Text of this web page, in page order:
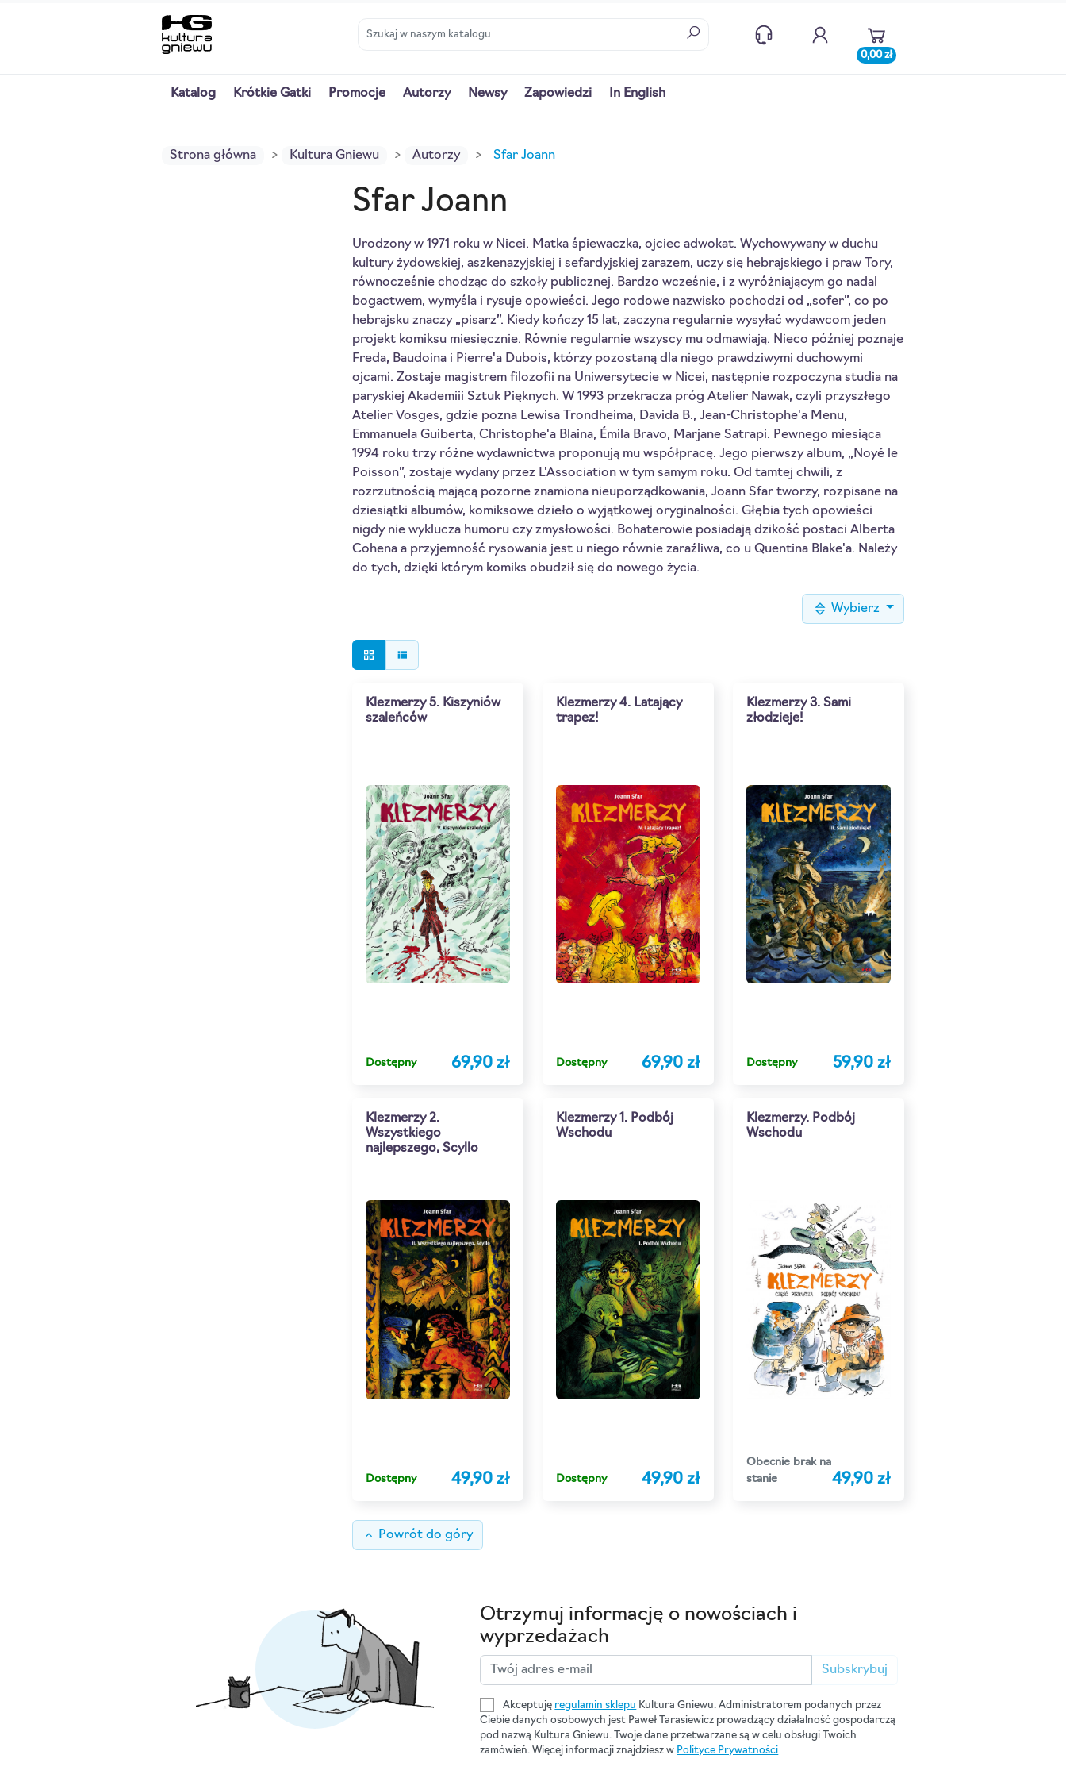
0,00 zł
Katalog Krótkie Gatki Promocje Autorzy Newsy Zapowiedzi In English
Strona główna Kultura Gniewu Autorzy Sfar Joann
Sfar Joann
Urodzony w 1971 roku w Nicei. Matka śpiewaczka, ojciec adwokat. Wychowywany w duchu
kultury żydowskiej, aszkenazyjskiej i sefardyjskiej zarazem, uczy się hebrajskiego i praw Tory,
równocześnie chodząc do szkoły publicznej. Bardzo wcześnie, i z wyróżniającym go nadal
bogactwem, wymyśla i rysuje opowieści. Jego rodowe nazwisko pochodzi od „sofer”, co po
hebrajsku znaczy „pisarz”. Kiedy kończy 15 lat, zaczyna regularnie wysyłać wydawcom jeden
projekt komiksu miesięcznie. Równie regularnie wszyscy mu odmawiają. Nieco później poznaje
Freda, Baudoina i Pierre'a Dubois, którzy pozostaną dla niego prawdziwymi duchowymi
ojcami. Zostaje magistrem filozofii na Uniwersytecie w Nicei, następnie rozpoczyna studia na
paryskiej Akademiii Sztuk Pięknych. W 1993 przekracza próg Atelier Nawak, czyli przyszłego
Atelier Vosges, gdzie pozna Lewisa Trondheima, Davida B., Jean-Christophe'a Menu,
Emmanuela Guiberta, Christophe'a Blaina, Émila Bravo, Marjane Satrapi. Pewnego miesiąca
1994 roku trzy różne wydawnictwa proponują mu współpracę. Jego pierwszy album, „Noyé le
Poisson”, zostaje wydany przez L'Association w tym samym roku. Od tamtej chwili, z
rozrzutnością mającą pozorne znamiona nieuporządkowania, Joann Sfar tworzy, rozpisane na
dziesiątki albumów, komiksowe dzieło o wyjątkowej oryginalności. Głębia tych opowieści
nigdy nie wyklucza humoru czy zmysłowości. Bohaterowie posiadają dzikość postaci Alberta
Cohena a przyjemność rysowania jest u niego równie zaraźliwa, co u Quentina Blake'a. Należy
do tych, dzięki którym komiks obudził się do nowego życia.
Wybierz
grid_view view_list
Klezmerzy 5. Kiszyniów
szaleńców
Dostępny 69,90 zł
Klezmerzy 4. Latający
trapez!
Dostępny 69,90 zł
Klezmerzy 3. Sami
złodzieje!
Dostępny 59,90 zł
Klezmerzy 2.
Wszystkiego
najlepszego, Scyllo
Dostępny 49,90 zł
Klezmerzy 1. Podbój
Wschodu
Dostępny 49,90 zł
Klezmerzy. Podbój
Wschodu
Obecnie brak na
stanie
49,90 zł
keyboard_arrow_up Powrót do góry
Otrzymuj informację o nowościach i
wyprzedażach
Subskrybuj
Akceptuję regulamin sklepu Kultura Gniewu. Administratorem podanych przez
Ciebie danych osobowych jest Paweł Tarasiewicz prowadzący działalność gospodarczą
pod nazwą Kultura Gniewu. Twoje dane przetwarzane są w celu obsługi Twoich
zamówień. Więcej informacji znajdziesz w Polityce Prywatności